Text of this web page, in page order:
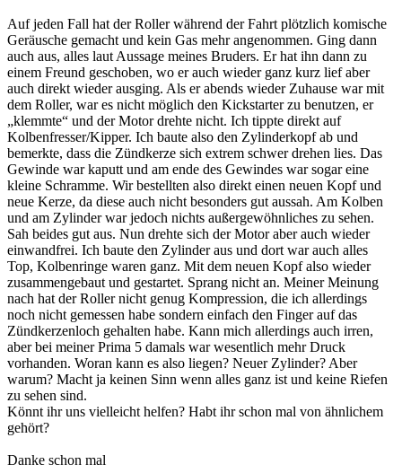
Auf jeden Fall hat der Roller während der Fahrt plötzlich komische
Geräusche gemacht und kein Gas mehr angenommen. Ging dann
auch aus, alles laut Aussage meines Bruders. Er hat ihn dann zu
einem Freund geschoben, wo er auch wieder ganz kurz lief aber
auch direkt wieder ausging. Als er abends wieder Zuhause war mit
dem Roller, war es nicht möglich den Kickstarter zu benutzen, er
„klemmte“ und der Motor drehte nicht. Ich tippte direkt auf
Kolbenfresser/Kipper. Ich baute also den Zylinderkopf ab und
bemerkte, dass die Zündkerze sich extrem schwer drehen lies. Das
Gewinde war kaputt und am ende des Gewindes war sogar eine
kleine Schramme. Wir bestellten also direkt einen neuen Kopf und
neue Kerze, da diese auch nicht besonders gut aussah. Am Kolben
und am Zylinder war jedoch nichts außergewöhnliches zu sehen.
Sah beides gut aus. Nun drehte sich der Motor aber auch wieder
einwandfrei. Ich baute den Zylinder aus und dort war auch alles
Top, Kolbenringe waren ganz. Mit dem neuen Kopf also wieder
zusammengebaut und gestartet. Sprang nicht an. Meiner Meinung
nach hat der Roller nicht genug Kompression, die ich allerdings
noch nicht gemessen habe sondern einfach den Finger auf das
Zündkerzenloch gehalten habe. Kann mich allerdings auch irren,
aber bei meiner Prima 5 damals war wesentlich mehr Druck
vorhanden. Woran kann es also liegen? Neuer Zylinder? Aber
warum? Macht ja keinen Sinn wenn alles ganz ist und keine Riefen
zu sehen sind.
Könnt ihr uns vielleicht helfen? Habt ihr schon mal von ähnlichem
gehört?
Danke schon mal